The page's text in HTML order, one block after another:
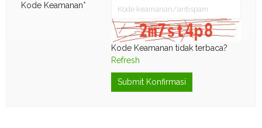
Kode Keamanan*
Kode Keamanan tidak terbaca?
Refresh
Submit Konfirmasi